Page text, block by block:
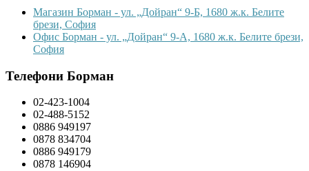
Магазин Борман - ул. „Дойран“ 9-Б, 1680 ж.к. Белите
брези, София
Офис Борман - ул. „Дойран“ 9-А, 1680 ж.к. Белите брези,
София
Телефони Борман
02-423-1004
02-488-5152
0886 949197
0878 834704
0886 949179
0878 146904